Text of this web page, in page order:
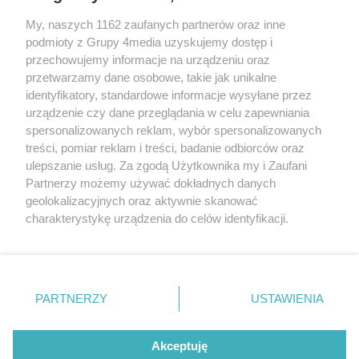
Redakcja Reklama Prywatność
Praca Łódź
the:protocol
Facebook.com
Youtube.com
My, naszych 1162 zaufanych partnerów oraz inne
podmioty z Grupy 4media uzyskujemy dostęp i
przechowujemy informacje na urządzeniu oraz
przetwarzamy dane osobowe, takie jak unikalne
identyfikatory, standardowe informacje wysyłane przez
urządzenie czy dane przeglądania w celu zapewniania
spersonalizowanych reklam, wybór spersonalizowanych
treści, pomiar reklam i treści, badanie odbiorców oraz
ulepszanie usług. Za zgodą Użytkownika my i Zaufani
Partnerzy możemy używać dokładnych danych
geolokalizacyjnych oraz aktywnie skanować
charakterystykę urządzenia do celów identyfikacji.
zmienić/wycofać klikając przycisk ustawień prywatności
znajdujący się w lewym dolnym rogu strony
. Niektóre
użytkownika, ale masz prawo sprzeciwić się takiemu
PARTNERZY USTAWIENIA
Akceptuję